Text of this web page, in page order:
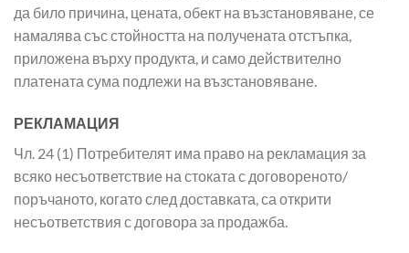
да било причина, цената, обект на възстановяване, се
намалява със стойността на получената отстъпка,
приложена върху продукта, и само действително
платената сума подлежи на възстановяване.
РЕКЛАМАЦИЯ
Чл. 24 (1) Потребителят има право на рекламация за
всяко несъответствие на стоката с договореното/
поръчаното, когато след доставката, са открити
несъответствия с договора за продажба.